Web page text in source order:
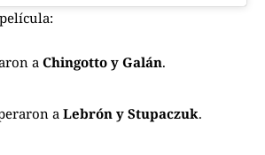
a Chingotto y Galán.
a Lebrón y Stupaczuk.